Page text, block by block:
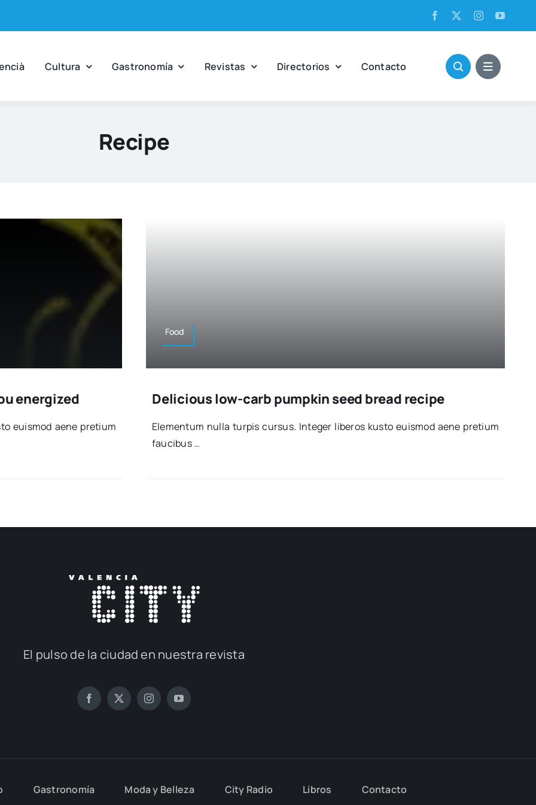
Cul­tu­ra Gas­tro­no­mía Revis­tas Direc­to­rios Con­tac­to
Recipe
energized
euis­mod aene pre­tium
Food
Delicious low-carb pumpkin seed bread recipe
Ele­men­tum nulla tur­pis cur­sus. Inte­ger libe­ros kus­to euis­mod aene pre­tium
fau­ci­bus …
El pul­so de la ciu­dad en nues­tra revis­ta
Gas­tro­no­mía Moda y Belle­za City Radio Libros Con­tac­to